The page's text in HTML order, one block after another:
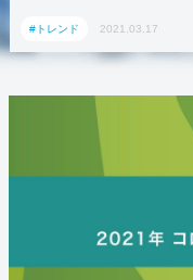
#トレンド 2021.03.17